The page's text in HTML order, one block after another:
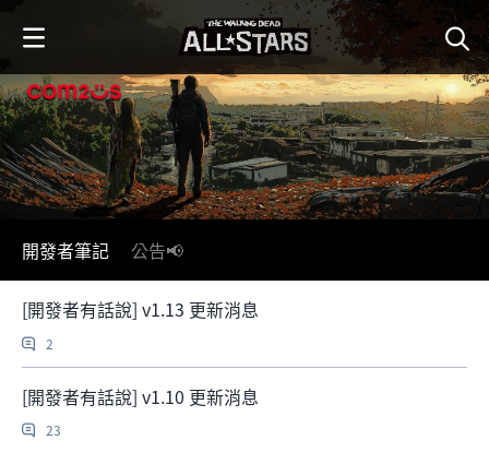
o
C
o
n
t
開發者筆記 公告📢
[開發者有話說] v1.13 更新消息
2
[開發者有話說] v1.10 更新消息
23